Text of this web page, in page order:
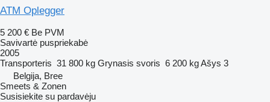
ATM Oplegger
5 200 € Be PVM
Savivartė puspriekabė
2005
Transporteris 31 800 kg Grynasis svoris 6 200 kgAšys 3
Belgija, Bree
Smeets & Zonen
Susisiekite su pardavėju